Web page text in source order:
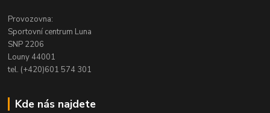
Provozovna:
Sportovní centrum Luna
SNP 2206
Louny 44001
tel. (+420)601 574 301
Kde nás najdete